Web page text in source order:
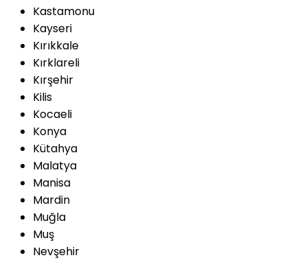
Kastamonu
Kayseri
Kırıkkale
Kırklareli
Kırşehir
Kilis
Kocaeli
Konya
Kütahya
Malatya
Manisa
Mardin
Muğla
Muş
Nevşehir